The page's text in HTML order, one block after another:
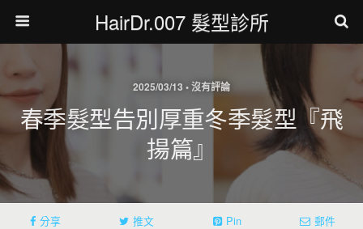
HairDr.007 髮型診所
2025/03/13 • 沒有評論
春季髮型告別厚重冬季髮型『飛
揚篇』
分享 推文 Pin 郵件